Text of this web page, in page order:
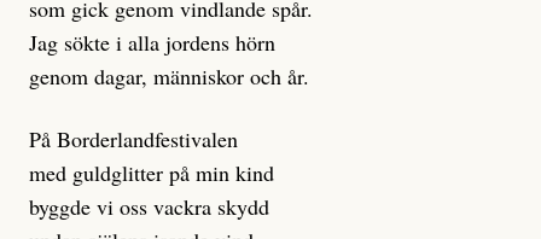
Journalistiken är låst. En klatschig men korrekt rubrik
gör förhoppningsvis att en nyfiken beställer
prenumeration, men den avslutas sekunder senare om
dessa granskningar på olika källor, alltifrån domar till
en mängd intervjupersoner, inklusive generös
möjlighet att bemöta för såväl personen vars motiv att
som gick genom vindlande spår.
Jag sökte i alla jordens hörn
genom dagar, människor och år.
På Borderlandfestivalen
med guldglitter på min kind
byggde vi oss vackra skydd